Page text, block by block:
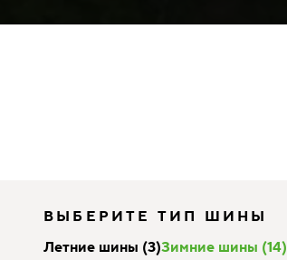
ВЫБЕРИТЕ ТИП ШИНЫ
Летние шины (3)Зимние шины (14)